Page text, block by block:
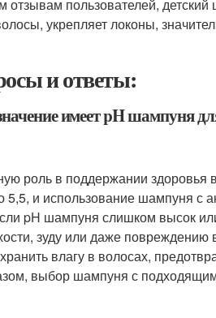
пользователей,
укрепляет локоны,
и ответы:
имеет pH шампуня
роль в поддержании
5,5, и использование шампуня с
pH шампуня слишком высок
зуду или даже
влагу в волосах,
выбор шампуня с